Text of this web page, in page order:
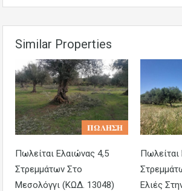
Similar Properties
𝚷𝛀𝚲𝚮𝚺𝚮
Πωλείται Ελαιώνας 4,5
Στρεμμάτων Στο
Μεσολόγγι (ΚΩΔ. 13048)
Πωλείται
Ελιές